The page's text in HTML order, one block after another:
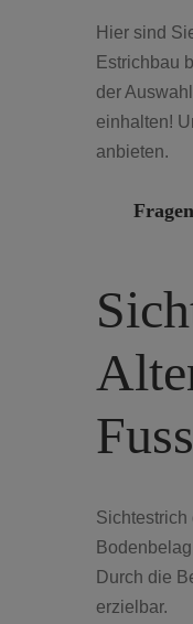
Hier sind
Estrichbau
der
einhalten!
anbieten.
Sichtestrich
Durch die
erzielbar.